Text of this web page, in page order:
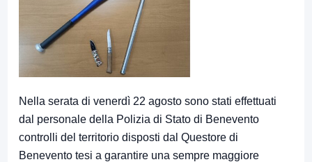
Nella serata di venerdì 22 agosto sono stati effettuati
dal personale della Polizia di Stato di Benevento
controlli del territorio disposti dal Questore di
Benevento tesi a garantire una sempre maggiore